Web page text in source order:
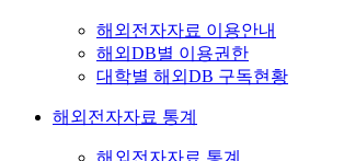
해외전자자료 이용안내
해외DB별 이용권한
대학별 해외DB 구독현황
해외전자자료 통계
해외전자자료 통계